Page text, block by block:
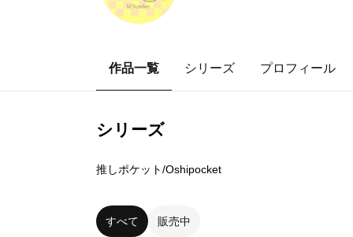
作品一覧 シリーズ プロフィール
シリーズ
推しポケット/Oshipocket
すべて 販売中